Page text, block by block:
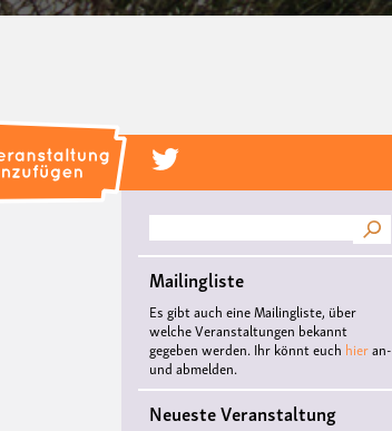
Suche
Mailingliste
Es gibt auch eine Mailingliste, über
welche Veranstaltungen bekannt
gegeben werden. Ihr könnt euch hieran-
und abmelden.
Neueste Veranstaltung